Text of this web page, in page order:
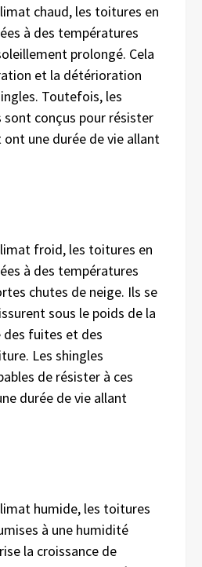
chaud, les toitures en
à des températures
prolongé. Cela
et la détérioration
Toutefois, les
sont conçus pour résister
une durée de vie allant
froid, les toitures en
à des températures
chutes de neige. Ils se
sous le poids de la
des fuites et des
Les shingles
de résister à ces
durée de vie allant
humide, les toitures
à une humidité
la croissance de